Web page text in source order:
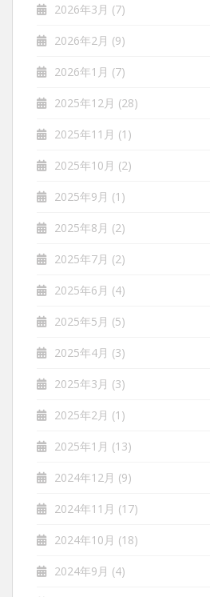
2026年3月 (7)
2026年2月 (9)
2026年1月 (7)
2025年12月 (28)
2025年11月 (1)
2025年10月 (2)
2025年9月 (1)
2025年8月 (2)
2025年7月 (2)
2025年6月 (4)
2025年5月 (5)
2025年4月 (3)
2025年3月 (3)
2025年2月 (1)
2025年1月 (13)
2024年12月 (9)
2024年11月 (17)
2024年10月 (18)
2024年9月 (4)